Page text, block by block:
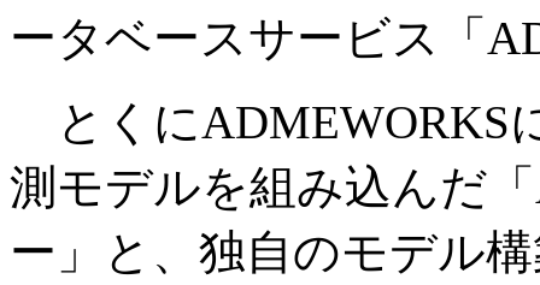
ータベースサービス「
とくにADMEWORKS
測モデルを組み込んだ
ー」と、独自のモデル